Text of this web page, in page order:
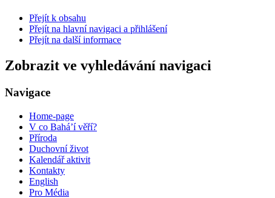
Přejít k obsahu
Přejít na hlavní navigaci a přihlášení
Přejít na další informace
Zobrazit ve vyhledávání navigaci
Navigace
Home-page
V co Bahá’í věří?
Příroda
Duchovní život
Kalendář aktivit
Kontakty
English
Pro Média